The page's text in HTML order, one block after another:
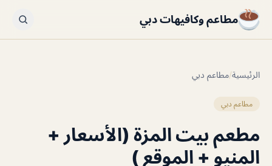
مطاعم وكافيهات دبي
الرئيسية/مطاعم دبي
مطاعم دبي
مطعم بيت المزة (الأسعار +
المنيو + الموقع )